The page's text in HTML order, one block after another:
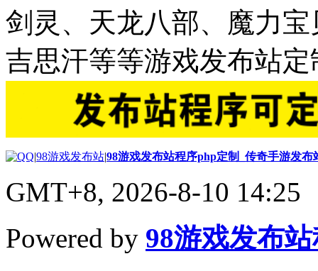
剑灵、天龙八部、魔力
吉思汗等等游戏发布站定
|98游戏发布站|98游戏发布站程序php定制_传奇手游发
GMT+8, 2026-8-10 14:25
Powered by 98游戏发布